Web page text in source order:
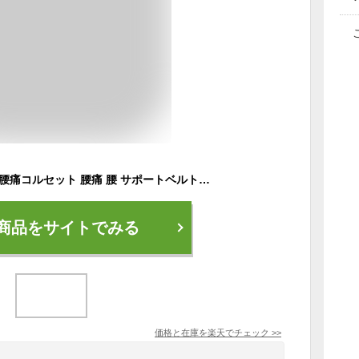
腰痛ベルト 腰ベルト 腰痛コルセット 腰痛 腰 サポートベルト 大きいサイズ 高品質 産後 骨盤ベルト 女性用 男性用 男女兼用 ギフト ベルト コルセット 夏用 ぎっくり腰 オールシーズン 骨盤ベルト 作業 サポーター 介護職 スポーツ 2025
品をサイトでみる
価格と在庫を楽天でチェック >>